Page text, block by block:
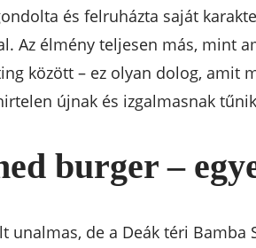
és felruházta saját
Az élmény teljesen más, mint
között – ez olyan dolog, amit
újnak és izgalmasnak
burger –
unalmas, de a Deák téri